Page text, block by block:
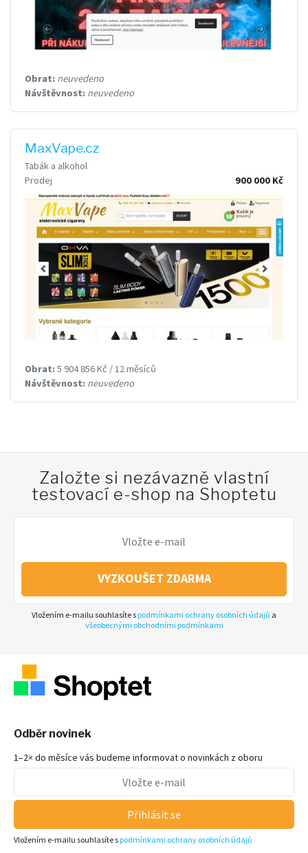
Obrat: neuvedeno
Návštěvnost: neuvedeno
MaxVape.cz
Tabák a alkohol
Prodej
900 000 Kč
Obrat: 5 904 856 Kč / 12 měsíců
Návštěvnost: neuvedeno
Založte si nezávazně vlastní
testovací e-shop na Shoptetu
VYZKOUŠET ZDARMA
Vložením e-mailu souhlasíte s podmínkami ochrany osobních údajů a
všeobecnými obchodními podmínkami
Odběr novinek
1–2× do měsíce vás budeme informovat o novinkách z oboru
Přihlásit se
Vložením e-mailu souhlasíte s podmínkami ochrany osobních údajů